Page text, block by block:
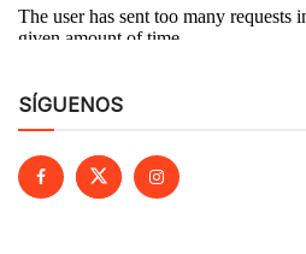
SÍGUENOS